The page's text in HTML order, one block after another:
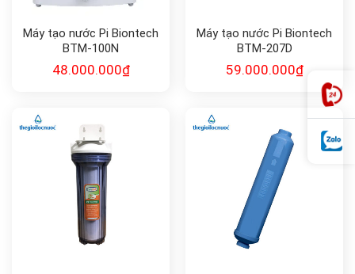
Máy tạo nước Pi Biontech
BTM-100N
48.000.000₫
Máy tạo nước Pi Biontech
BTM-207D
59.000.000₫